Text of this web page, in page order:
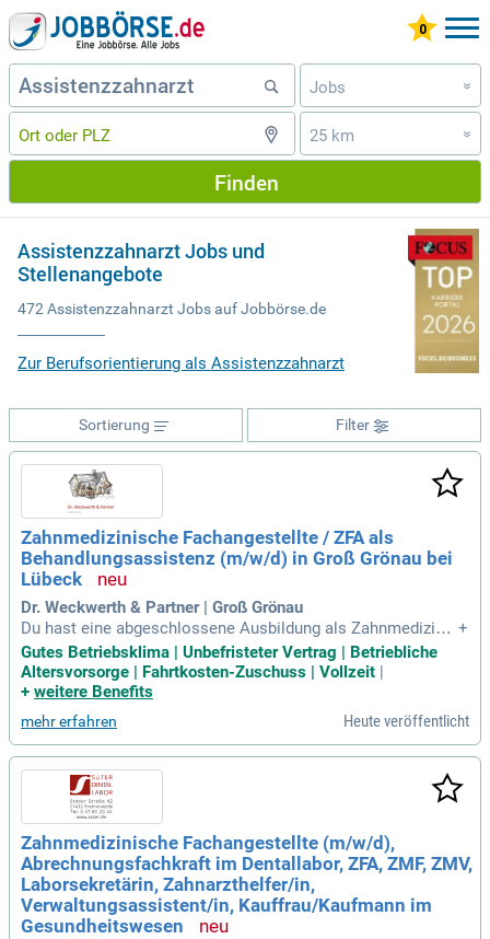
Jobs »
25 km »
Finden
Assistenzzahnarzt Jobs und
Stellenangebote
472 Assistenzzahnarzt Jobs auf Jobbörse.de
Zur Berufsorientierung als Assistenzzahnarzt
Filter
Sortierung
Zahnmedizinische Fachangestellte / ZFA als
Behandlungsassistenz (m/w/d) in Groß Grönau bei
Lübeck
Dr. Weckwerth & Partner | Groß Grönau
Du hast eine abgeschlossene Ausbildung als Zahnmedizinis
che Fachangestellte / ZFA oder Zahnarzthelferin. Du bist fre
undlich, zuverlässig und hast Freude am Umgang mit Patien
tinnen und Patienten.
+
Gutes Betriebsklima | Unbefristeter Vertrag | Betriebliche
Altersvorsorge | Fahrtkosten-Zuschuss | Vollzeit
+ weitere Benefits
mehr erfahren Heute veröffentlicht
Zahnmedizinische Fachangestellte (m/w/d),
Abrechnungsfachkraft im Dentallabor, ZFA, ZMF, ZMV,
Laborsekretärin, Zahnarzthelfer/in,
Verwaltungsassistent/in, Kauffrau/Kaufmann im
Gesundheitswesen